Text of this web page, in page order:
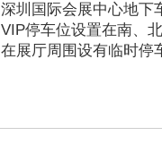
深圳国际会展中心地下
VIP停车位设置在南、
在展厅周围设有临时停